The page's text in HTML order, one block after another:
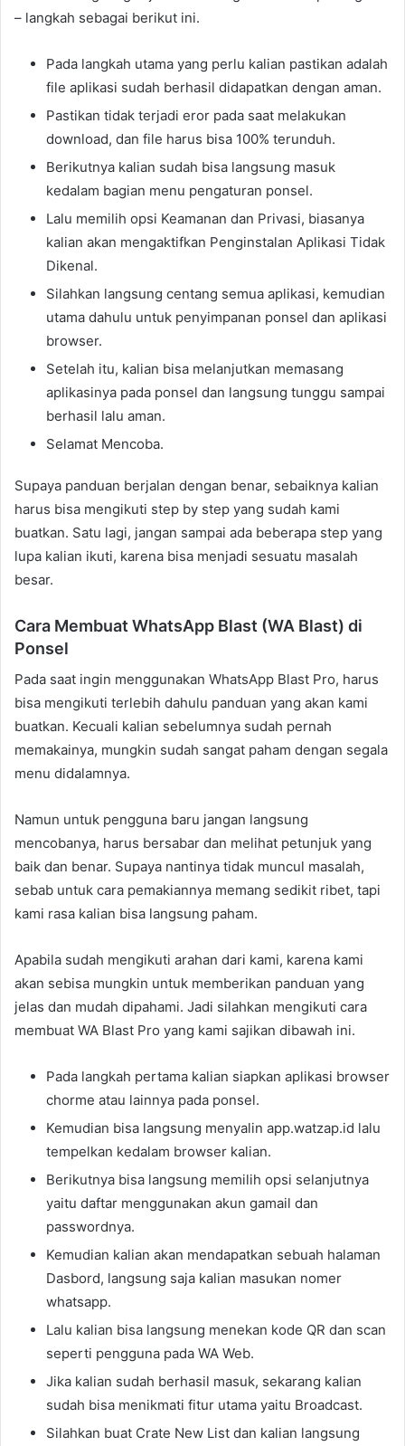
– langkah sebagai berikut ini.
Pada langkah utama yang perlu kalian pastikan adalah
file aplikasi sudah berhasil didapatkan dengan aman.
Pastikan tidak terjadi eror pada saat melakukan
download, dan file harus bisa 100% terunduh.
Berikutnya kalian sudah bisa langsung masuk
kedalam bagian menu pengaturan ponsel.
Lalu memilih opsi Keamanan dan Privasi, biasanya
kalian akan mengaktifkan Penginstalan Aplikasi Tidak
Dikenal.
Silahkan langsung centang semua aplikasi, kemudian
utama dahulu untuk penyimpanan ponsel dan aplikasi
browser.
Setelah itu, kalian bisa melanjutkan memasang
aplikasinya pada ponsel dan langsung tunggu sampai
berhasil lalu aman.
Selamat Mencoba.
Supaya panduan berjalan dengan benar, sebaiknya kalian
harus bisa mengikuti step by step yang sudah kami
buatkan. Satu lagi, jangan sampai ada beberapa step yang
lupa kalian ikuti, karena bisa menjadi sesuatu masalah
besar.
Cara Membuat WhatsApp Blast (WA Blast) di
Ponsel
Pada saat ingin menggunakan WhatsApp Blast Pro, harus
bisa mengikuti terlebih dahulu panduan yang akan kami
buatkan. Kecuali kalian sebelumnya sudah pernah
memakainya, mungkin sudah sangat paham dengan segala
menu didalamnya.
Namun untuk pengguna baru jangan langsung
mencobanya, harus bersabar dan melihat petunjuk yang
baik dan benar. Supaya nantinya tidak muncul masalah,
sebab untuk cara pemakiannya memang sedikit ribet, tapi
kami rasa kalian bisa langsung paham.
Apabila sudah mengikuti arahan dari kami, karena kami
akan sebisa mungkin untuk memberikan panduan yang
jelas dan mudah dipahami. Jadi silahkan mengikuti cara
membuat WA Blast Pro yang kami sajikan dibawah ini.
Pada langkah pertama kalian siapkan aplikasi browser
chorme atau lainnya pada ponsel.
Kemudian bisa langsung menyalin app.watzap.id lalu
tempelkan kedalam browser kalian.
Berikutnya bisa langsung memilih opsi selanjutnya
yaitu daftar menggunakan akun gamail dan
passwordnya.
Kemudian kalian akan mendapatkan sebuah halaman
Dasbord, langsung saja kalian masukan nomer
whatsapp.
Lalu kalian bisa langsung menekan kode QR dan scan
seperti pengguna pada WA Web.
Jika kalian sudah berhasil masuk, sekarang kalian
sudah bisa menikmati fitur utama yaitu Broadcast.
Silahkan buat Crate New List dan kalian langsung